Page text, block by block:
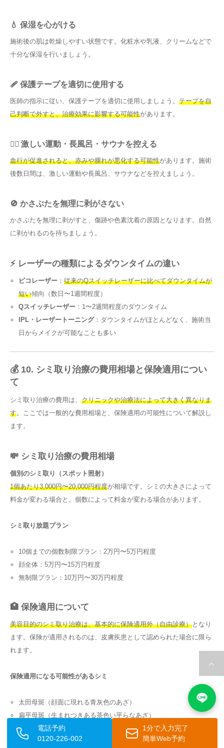
💧 保湿を心がける
施術後の肌は乾燥しやすい状態です。化粧水や乳液、クリームなどで
十分な保湿を行いましょう。
🩹 保護テープを適切に使用する
医師の指示に従い、保護テープを適切に使用しましょう。 テープを自
己判断で外すと、治療効果に影響する可能性があります。
🏃‍♀️ 激しい運動・長風呂・サウナを控える
血行が促進されると、赤みや腫れが悪化する可能性があります。施術
後数日間は、激しい運動や長風呂、サウナなどを控えましょう。
🚫 かさぶたを無理に剥がさない
かさぶたを無理に剥がすと、傷跡や色素沈着の原因となります。自然
に剥がれるのを待ちましょう。
⚡ レーザーの種類によるダウンタイムの違い
ピコレーザー： 従来のQスイッチレーザーに比べてダウンタイムが
短い傾向（数日〜1週間程度）
Qスイッチレーザー：1〜2週間程度のダウンタイム
IPL・レーザートーニング：ダウンタイムがほとんどなく、施術当
日からメイクが可能なことも多い
💰 10. シミ取り治療の費用相場と保険適用につい
て
シミ取り治療の費用は、 クリニックや治療法によって大きく異なりま
す。ここでは一般的な費用相場と、保険適用の可能性について解説し
ます。
💸 シミ取り治療の費用相場
個別のシミ取り（スポット照射）
1個あたり3,000円〜20,000円程度が相場です。シミの大きさによって
料金が変わる場合と、個数によって料金が変わる場合があります。
シミ取り放題プラン
10個までの個数制限プラン：2万円〜5万円程度
顔全体：5万円〜15万円程度
無制限プラン：10万円〜30万円程度
🏥 保険適用について
美容目的のシミ取り治療は、基本的に保険適用外（自由診療）となり
ます。保険が適用されるのは、皮膚疾患として認められた場合に限ら
れます。
保険適用になる可能性があるシミ
太田母斑（顔面に現れる青灰色のあざ）
扁平母斑（生まれつきある茶色い平らなあざ）
異所性蒙古斑（通常の位置以外に現れる青あざ）
外傷性色素沈着（事故や怪我によってできた色素沈着）
電話予約
0120-226-002
1分で入力完了
簡単Web予約